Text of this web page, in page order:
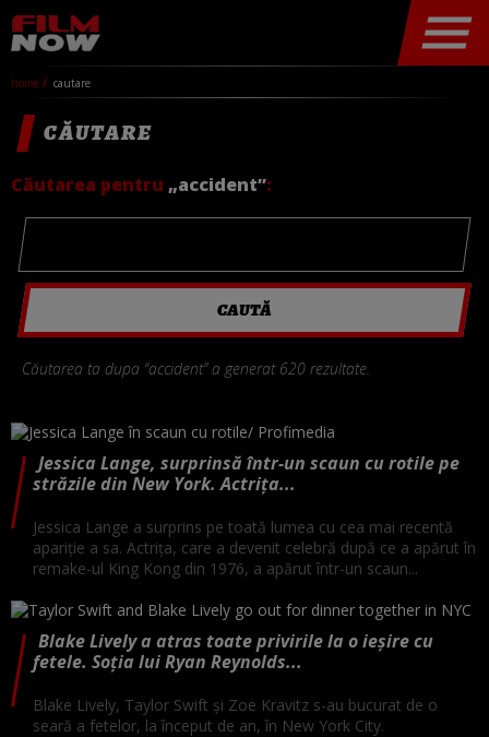
home cautare
CĂUTARE
Căutarea pentru „accident”:
Căutarea ta dupa “accident” a generat 620 rezultate.
Jessica Lange, surprinsă într-un scaun cu rotile pe
străzile din New York. Actrița...
Jessica Lange a surprins pe toată lumea cu cea mai recentă
apariție a sa. Actrița, care a devenit celebră după ce a apărut în
remake-ul King Kong din 1976, a apărut într-un scaun...
Blake Lively a atras toate privirile la o ieșire cu
fetele. Soția lui Ryan Reynolds...
Blake Lively, Taylor Swift și Zoe Kravitz s-au bucurat de o
seară a fetelor, la început de an, în New York City.